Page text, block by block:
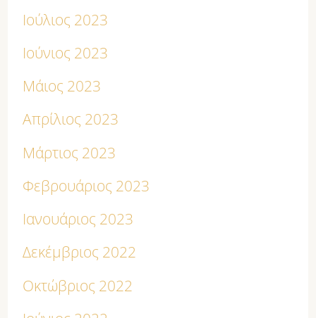
Ιούλιος 2023
Ιούνιος 2023
Μάιος 2023
Απρίλιος 2023
Μάρτιος 2023
Φεβρουάριος 2023
Ιανουάριος 2023
Δεκέμβριος 2022
Οκτώβριος 2022